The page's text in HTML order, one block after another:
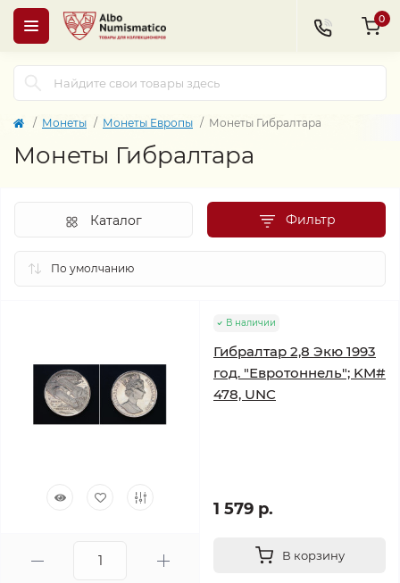
0
Монеты Монеты Европы Монеты Гибралтара
Монеты Гибралтара
Фильтр
Каталог
В наличии
Гибралтар 2,8 Экю 1993
год. "Евротоннель"; KM#
478, UNC
1 579 р.
В корзину